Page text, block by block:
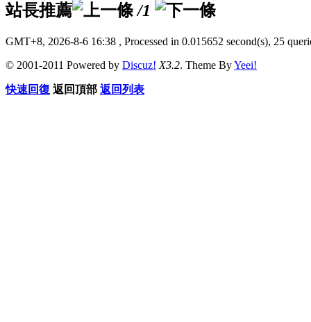
站長推薦 /1
GMT+8, 2026-8-6 16:38 , Processed in 0.015652 second(s), 25
© 2001-2011 Powered by Discuz! X3.2. Theme ByYeei!
快速回復 返回頂部 返回列表